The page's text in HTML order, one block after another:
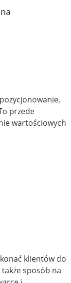
przede
wartościowych
klientów do
sposób na